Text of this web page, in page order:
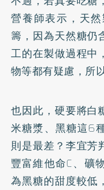
營養師表示，天
籌，因為天然糖仍
工的在製做過程中
物等都有疑慮，所
也因此，硬要將白
米糖漿、黑糖這6
則是最差？李宜芳
豐富維他命C、礦物
為黑糖的甜度較低